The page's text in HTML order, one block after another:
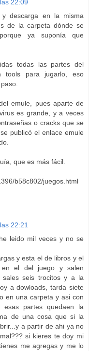
22:09
descarga en la misma
de la carpeta dónde se
ya suponía que
todas las partes del
tools para jugarlo, eso
emule, pues aparte de
es grande, y a veces
o cracks que se
publicó el enlace emule
que es más fácil.
b58c802/juegos.html
22:21
leido mil veces y no se
y esta el de libros y el
en el del juego y salen
seis trocitos y a la
a dowloads, tarda siete
en una carpeta y asi con
partes quedaen la
de una cosa que si la
a partir de ahi ya no
si kieres te doy mi
me agregas y me lo